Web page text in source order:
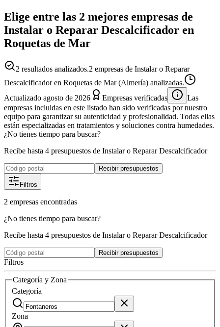
Elige entre las 2 mejores empresas de
Instalar o Reparar Descalcificador en
Roquetas de Mar
2 resultados analizados.2 empresas de Instalar o Reparar
Descalcificador en Roquetas de Mar (Almería) analizadas.
Actualizado agosto de 2026 Empresas verificadas
Las
empresas incluidas en este listado han sido verificadas por nuestro
equipo para garantizar su autenticidad y profesionalidad. Todas ellas
están especializadas en tratamientos y soluciones contra humedades.
¿No tienes tiempo para buscar?
Recibe hasta 4 presupuestos de Instalar o Reparar Descalcificador
Recibir presupuestos
Filtros
2 empresas encontradas
¿No tienes tiempo para buscar?
Recibe hasta 4 presupuestos de Instalar o Reparar Descalcificador
Recibir presupuestos
Filtros
Categoría y Zona
Categoría
Zona